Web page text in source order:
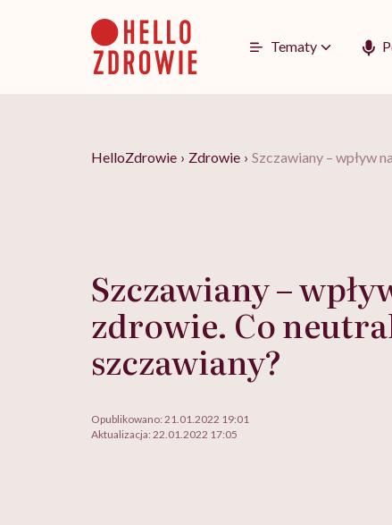
Tematy
HelloZdrowie › Zdrowie › Szczawiany – wpływ
Szczawiany –
zdrowie. Co
szczawiany?
Opublikowano: 21.01.2022 19:01
Aktualizacja: 22.01.2022 17:05